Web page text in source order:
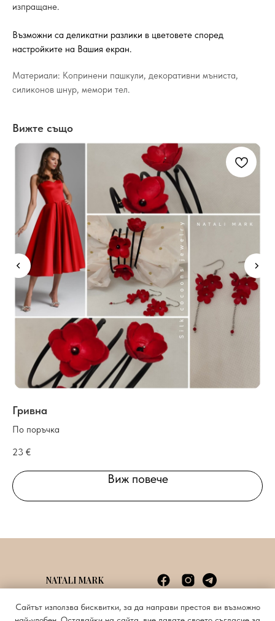
Сайтът използва бисквитки, за да направи престоя ви възможно
изпращане.
Възможни са деликатни разлики в цветовете според
настройките на Вашия екран.
Материали: Копринени пашкули, декоративни мъниста,
силиконов шнур, мемори тел.
Вижте също
Гривна
По поръчка
23 €
Виж повече
NATALI MARK
+359885620676
Политика за поверителност